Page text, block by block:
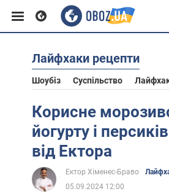
Європа
США
Африка
Лайфхаки рецепти
Шоубіз Суспільство
Корисне
йогурту і
від Ектора
Ектор Хіменес-Браво
05.09.2024 12:00